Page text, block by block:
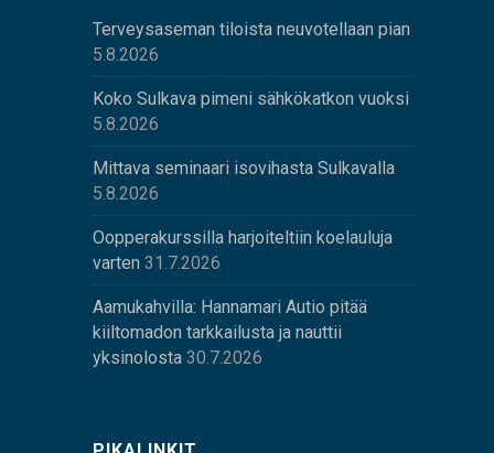
Terveysaseman tiloista neuvotellaan pian
5.8.2026
Koko Sulkava pimeni sähkökatkon vuoksi
5.8.2026
Mittava seminaari isovihasta Sulkavalla
5.8.2026
Oopperakurssilla harjoiteltiin koelauluja
varten 31.7.2026
Aamukahvilla: Hannamari Autio pitää
kiiltomadon tarkkailusta ja nauttii
yksinolosta 30.7.2026